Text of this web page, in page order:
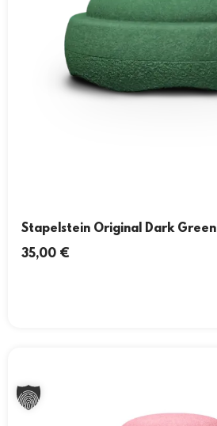
Stapelstein Original Dark Green
35,00 €